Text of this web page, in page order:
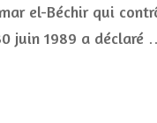
el-Béchir qui
juin 1989 a déclaré